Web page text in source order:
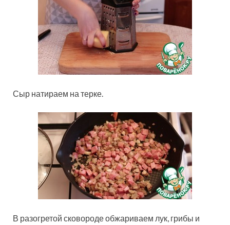
Сыр натираем на терке.
В разогретой сковороде обжариваем лук, грибы и